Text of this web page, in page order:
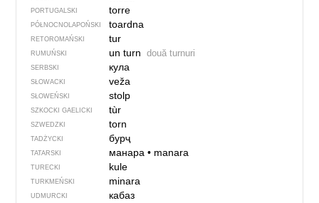
PORTUGALSKI torre
PÓŁNOCNO­LA­POŃ­SKI toardna
RETOROMAŃSKI tur
RUMUŃSKI un turn două turnuri
SERBSKI кула
SŁOWACKI veža
SŁOWEŃSKI stolp
SZKOCKI GAELICKI tùr
SZWEDZKI torn
TADŻYCKI бурҷ
TATARSKI манара• manara
TURECKI kule
TURKMEŃSKI minara
UDMURCKI кабаз